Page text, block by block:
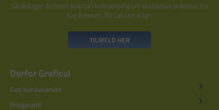
Så deltager du hvert kvartal i lodtrækning om eksklusive præmier fra
Kay Bojesen, By Lassen o.lign.
TILMELD HER
Derfor Grafical
God kundeservice
Prisgaranti